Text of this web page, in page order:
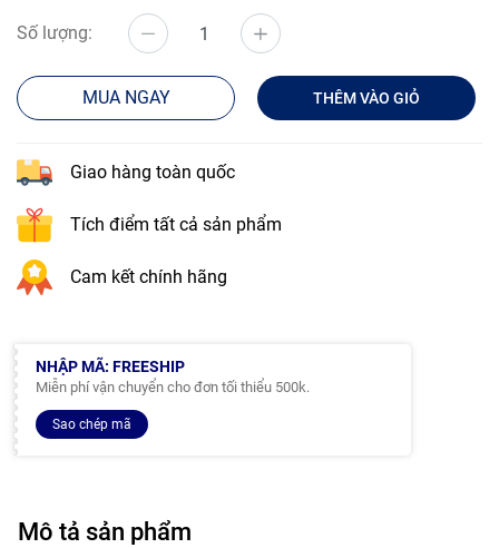
Số lượng:
MUA NGAY THÊM VÀO GIỎ
Giao hàng toàn quốc
Tích điểm tất cả sản phẩm
Cam kết chính hãng
NHẬP MÃ: FREESHIP
Miễn phí vận chuyển cho đơn tối thiểu 500k.
Sao chép mã
Mô tả sản phẩm